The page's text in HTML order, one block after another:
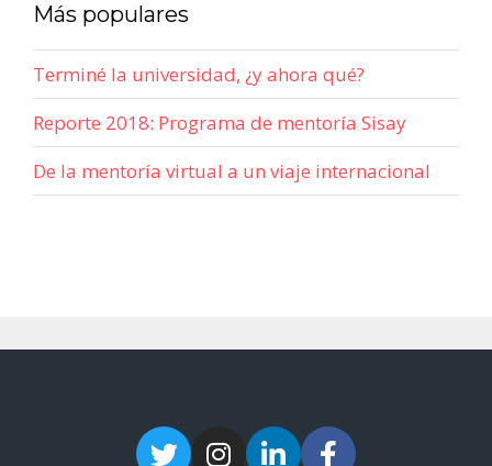
Más populares
Terminé la universidad, ¿y ahora qué?
Reporte 2018: Programa de mentoría Sisay
De la mentoría virtual a un viaje internacional